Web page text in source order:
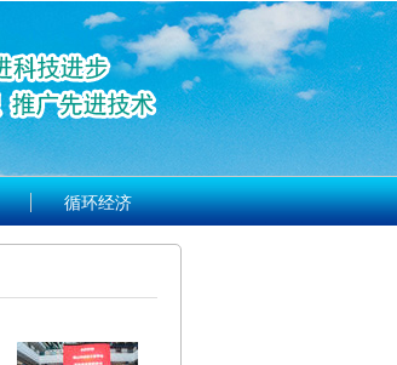
循环经济